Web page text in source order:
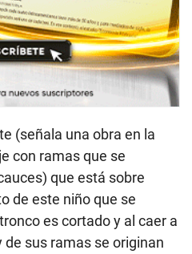
(señala una obra en la
con ramas que se
que está sobre
de este niño que se
es cortado y al caer a
de sus ramas se originan